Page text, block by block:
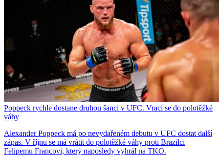
Poppeck rychle dostane druhou šanci v UFC. Vrací se do polotěžké
váhy
Alexander Poppeck má po nevydařeném debutu v UFC dostat další
zápas. V říjnu se má vrátit do polotěžké váhy proti Brazilci
Felipemu Francovi, který naposledy vyhrál na TKO.